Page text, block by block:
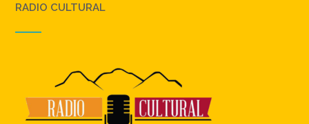
RADIO CULTURAL